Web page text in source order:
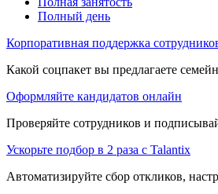
Полный день
Корпоративная поддержка
Какой соцпакет вы предлагаете
Оформляйте кандидатов онлайн
Проверяйте сотрудников и
Ускорьте подбор в 2 раза с Talantix
Автоматизируйте сбор откликов,